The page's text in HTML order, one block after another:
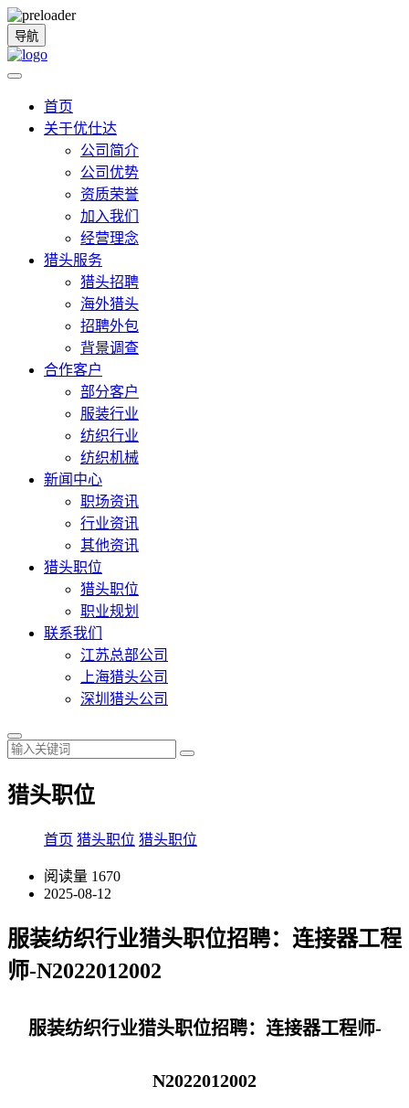
导航
首页
关于优仕达
公司简介
公司优势
资质荣誉
加入我们
经营理念
猎头服务
猎头招聘
海外猎头
招聘外包
背景调查
合作客户
部分客户
服装行业
纺织行业
纺织机械
新闻中心
职场资讯
行业资讯
其他资讯
猎头职位
猎头职位
职业规划
联系我们
江苏总部公司
上海猎头公司
深圳猎头公司
猎头职位
首页 猎头职位 猎头职位
阅读量 1670
2025-08-12
服装纺织行业猎头职位招聘：连接器工程
师-N2022012002
服装纺织行业猎头职位招聘：连接器工程师-
N2022012002